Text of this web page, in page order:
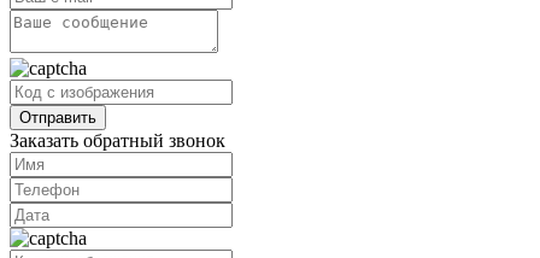
Заказать обратный звонок